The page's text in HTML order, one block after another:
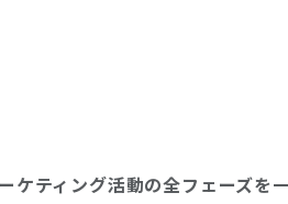
ティング活動の全フェーズを